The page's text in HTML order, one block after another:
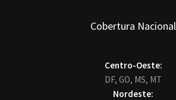
Cobertura Nacional
Centro-Oeste:
DF, GO, MS, MT
Nordeste: